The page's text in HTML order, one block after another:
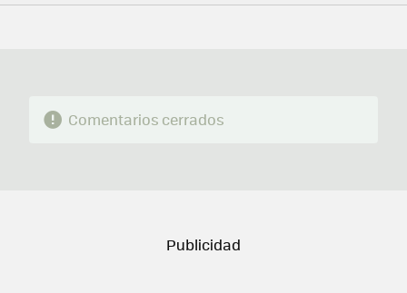
FACEBOOK
TWITTERFLIPBOARD
E-
WHATSAPP
Comentarios cerrados